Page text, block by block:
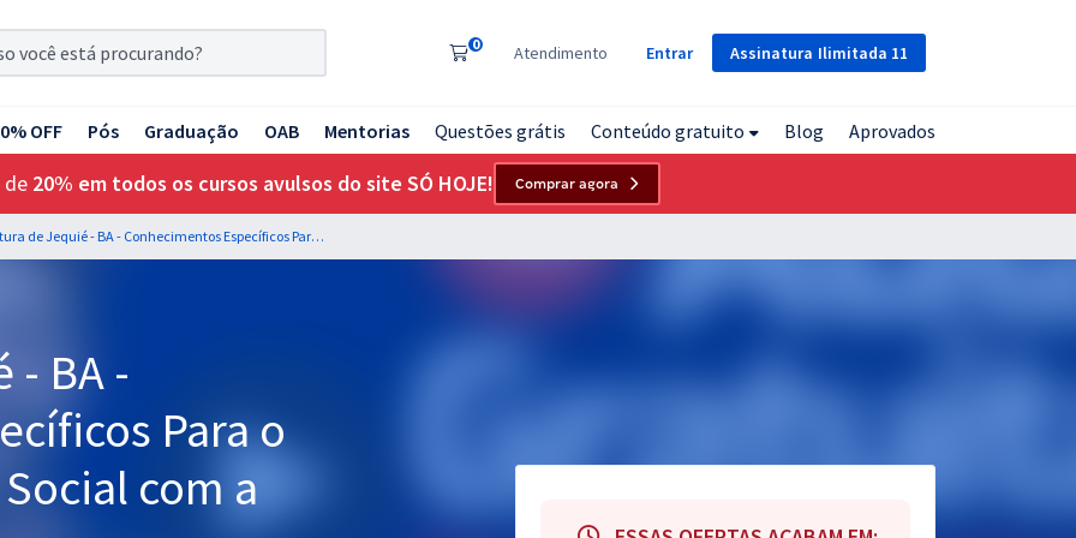
Assinatura Ilimitada 11
0 Atendimento Entrar
OFF Pós Graduação OAB Mentorias Questões grátis Conteúdo gratuito Blog Aprovados
de 20% em todos os cursos avulsos do site SÓ HOJE! Comprar agora
Prefeitura de Jequié - BA - Conhecimentos Específicos Para o Cargo de Assistente Social com a Equipe Gran
- BA -
Para o
com a